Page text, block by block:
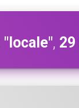
"locale", 29